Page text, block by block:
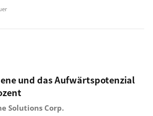
und das Aufwärtspotenzial
Solutions Corp.